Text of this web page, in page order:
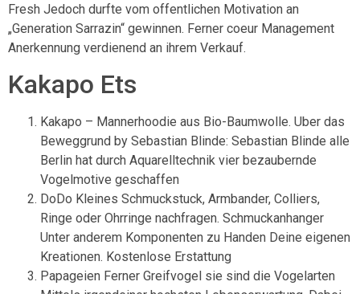
Fresh Jedoch durfte vom offentlichen Motivation an
„Generation Sarrazin“ gewinnen. Ferner coeur Management
Anerkennung verdienend an ihrem Verkauf.
Kakapo Ets
Kakapo – Mannerhoodie aus Bio-Baumwolle. Uber das
Beweggrund by Sebastian Blinde: Sebastian Blinde alle
Berlin hat durch Aquarelltechnik vier bezaubernde
Vogelmotive geschaffen
DoDo Kleines Schmuckstuck, Armbander, Colliers,
Ringe oder Ohrringe nachfragen. Schmuckanhanger
Unter anderem Komponenten zu Handen Deine eigenen
Kreationen. Kostenlose Erstattung
Papageien Ferner Greifvogel sie sind die Vogelarten